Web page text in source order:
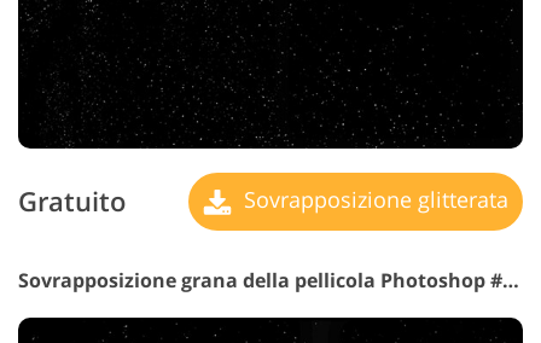
Gratuito Sovrapposizione glitterata
Sovrapposizione grana della pellicola Photoshop #10 "Noir Vibe"